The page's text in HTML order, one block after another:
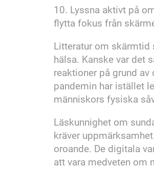
10. Lyssna aktivt på
flytta fokus från
Litteratur om skärmtid
hälsa. Kanske var det
reaktioner på grund
pandemin har istället
människors fysiska
Läskunnighet om
kräver
oroande. De digitala
att vara medveten om